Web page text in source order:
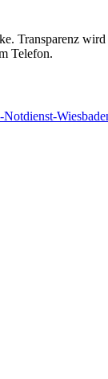
Transparenz
Telefon.
Notdienst-